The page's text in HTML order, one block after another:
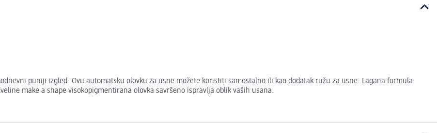
puniji izgled. Ovu automatsku olovku za usne možete koristiti samostalno ili kao dodatak ružu za usne. Lagana formula
make a shape visokopigmentirana olovka savršeno ispravlja oblik vaših usana.